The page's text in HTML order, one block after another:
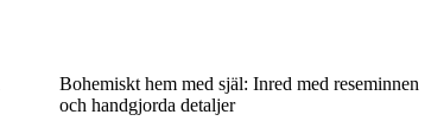
Bohemiskt hem med själ: Inred med reseminnen
och handgjorda detaljer